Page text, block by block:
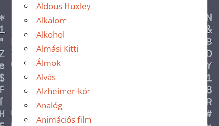
Aldous Huxley
Alkalom
Alkohol
Almási Kitti
Álmok
Alvás
Alzheimer-kór
Analóg
Animációs film